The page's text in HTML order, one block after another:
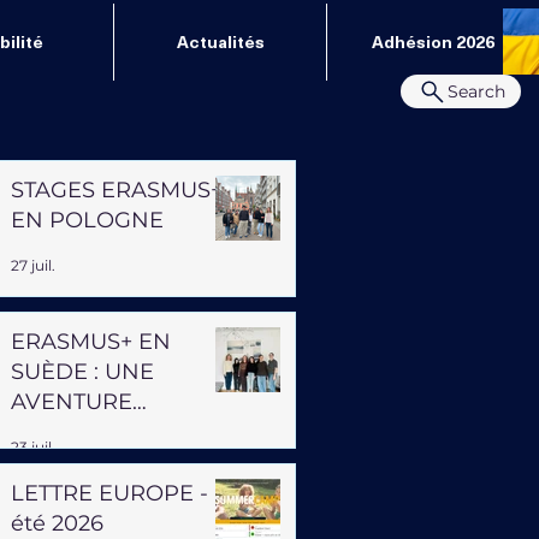
Search
Actualités Adhésion 2026
STAGES ERASMUS+
EN POLOGNE
27 juil.
ERASMUS+ EN
SUÈDE : UNE
AVENTURE
ET HUMAINE
23 juil.
LETTRE EUROPE -
été 2026